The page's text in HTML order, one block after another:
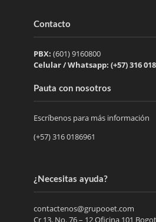
Contacto
PBX: (601) 9160800
Celular / Whatsapp: (+57) 316
Pauta con nosotros
Escríbenos para más información
(+57) 316 0186961
¿Necesitas ayuda?
contactenos@grupooet.com
Cr 13. No. 76 – 12 Oficina 101